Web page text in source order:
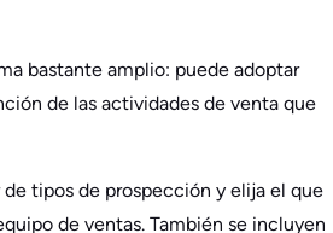
bastante amplio: puede adoptar
de las actividades de venta que
de tipos de prospección y elija el que
de ventas. También se incluyen